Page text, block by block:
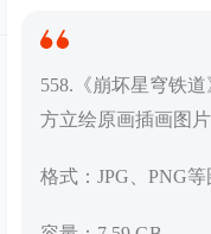
558.《崩坏星穹铁
方立绘原画插画图
格式：JPG、PNG